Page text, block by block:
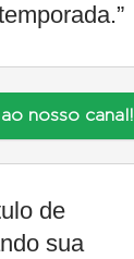
nosso canal!
de
sua